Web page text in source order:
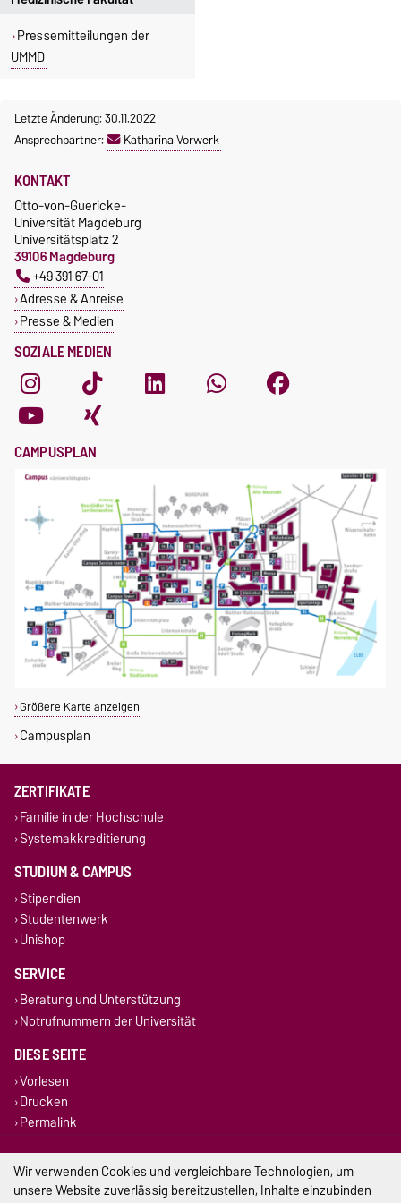
Pressemitteilungen der
UMMD
Letzte Änderung: 30.11.2022
Ansprechpartner:
Katharina Vorwerk
SOZIALE MEDIEN
KONTAKT
Otto-von-Guericke-
Universität Magdeburg
Universitätsplatz 2
39106 Magdeburg
+49 391 67-01
Adresse & Anreise
Presse & Medien
CAMPUSPLAN
Größere Karte anzeigen
Campusplan
ZERTIFIKATE
Familie in der Hochschule
Systemakkreditierung
STUDIUM & CAMPUS
Stipendien
Studentenwerk
Unishop
SERVICE
Beratung und Unterstützung
Notrufnummern der Universität
DIESE SEITE
Vorlesen
Drucken
Permalink
Impressum
Wir verwenden Cookies und vergleichbare Technologien, um
unsere Website zuverlässig bereitzustellen, Inhalte einzubinden